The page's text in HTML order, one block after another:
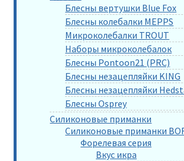
Блесны вертушки Blue Fox
Блесны колебалки MEPPS
Микроколебалки TROUT
Наборы микроколебалок
Блесны Pontoon21 (PRC)
Блесны незацепляйки KING
Блесны незацепляйки
Блесны Osprey
Силиконовые приманки
Силиконовые приманки
Форелевая серия
Вкус икра